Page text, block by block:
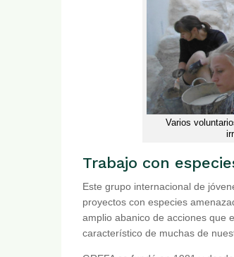
Varios
Trabajo con
Este grupo internacional de
proyectos con especies
amplio abanico de acciones que
característico de muchas de